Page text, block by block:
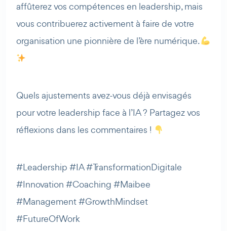
affûterez vos compétences en leadership, mais
vous contribuerez activement à faire de votre
organisation une pionnière de l’ère numérique.
Quels ajustements avez-vous déjà envisagés
pour votre leadership face à l’IA ? Partagez vos
réflexions dans les commentaires !
#Leadership #IA #TransformationDigitale
#Innovation #Coaching #Maibee
#Management #GrowthMindset
#FutureOfWork